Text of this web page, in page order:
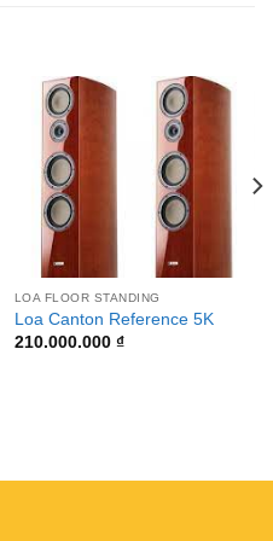
LOA FLOOR STANDING
Loa Canton Reference 5K
210.000.000 ₫